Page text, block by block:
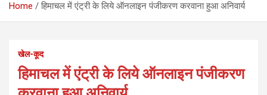
Home हिमाचल में एंट्री के लिये ऑनलाइन पंजीकरण करवाना हुआ अनिवार्य
खेल-कूद
हिमाचल में एंट्री के लिये ऑनलाइन पंजीकरण